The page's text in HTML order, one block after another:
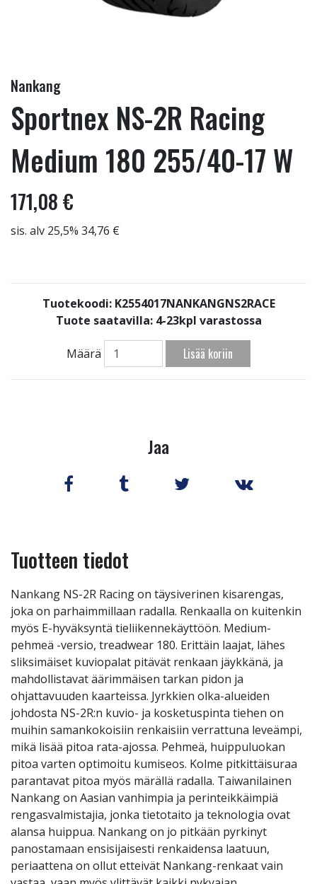
Nankang
Sportnex NS-2R Racing
Medium 180 255/40-17 W
171,08 €
sis. alv 25,5% 34,76 €
Tuotekoodi: K2554017NANKANGNS2RACE
Tuote saatavilla: 4-23kpl varastossa
Määrä Lisää koriin
Jaa
Tuotteen tiedot
Nankang NS-2R Racing on täysiverinen kisarengas,
joka on parhaimmillaan radalla. Renkaalla on kuitenkin
myös E-hyväksyntä tieliikennekäyttöön. Medium-
pehmeä -versio, treadwear 180. Erittäin laajat, lähes
sliksimäiset kuviopalat pitävät renkaan jäykkänä, ja
mahdollistavat äärimmäisen tarkan pidon ja
ohjattavuuden kaarteissa. Jyrkkien olka-alueiden
johdosta NS-2R:n kuvio- ja kosketuspinta tiehen on
muihin samankokoisiin renkaisiin verrattuna leveämpi,
mikä lisää pitoa rata-ajossa. Pehmeä, huippuluokan
pitoa varten optimoitu kumiseos. Kolme pitkittäisuraa
parantavat pitoa myös märällä radalla. Taiwanilainen
Nankang on Aasian vanhimpia ja perinteikkäimpiä
rengasvalmistajia, jonka tietotaito ja teknologia ovat
alansa huippua. Nankang on jo pitkään pyrkinyt
panostamaan ensisijaisesti renkaidensa laatuun,
periaattena on ollut etteivät Nankang-renkaat vain